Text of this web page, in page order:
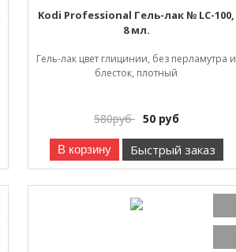
Kodi Professional Гель-лак № LC-100,
8 мл.
Гель-лак цвет глицинии, без перламутра и
блесток, плотный
580руб 50руб
В корзину Быстрый заказ